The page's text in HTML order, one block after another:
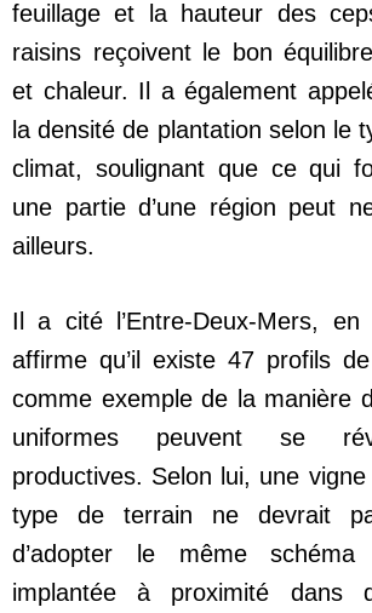
feuillage et la hauteur des
raisins reçoivent le bon
et chaleur. Il a également
la densité de plantation selon le
climat, soulignant que ce qui
une partie d’une région peut
ailleurs.
Il a cité l’Entre-Deux-Mers,
affirme qu’il existe 47 profils
comme exemple de la manière
uniformes peuvent se
productives. Selon lui, une
type de terrain ne devrait
d’adopter le même schéma
implantée à proximité dans